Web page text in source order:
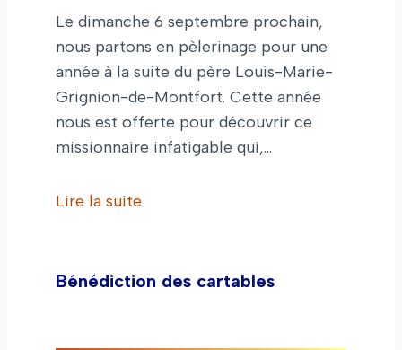
Le dimanche 6 septembre prochain,
nous partons en pèlerinage pour une
année à la suite du père Louis-Marie-
Grignion-de-Montfort. Cette année
nous est offerte pour découvrir ce
missionnaire infatigable qui,…
Lire la suite
Bénédiction des cartables